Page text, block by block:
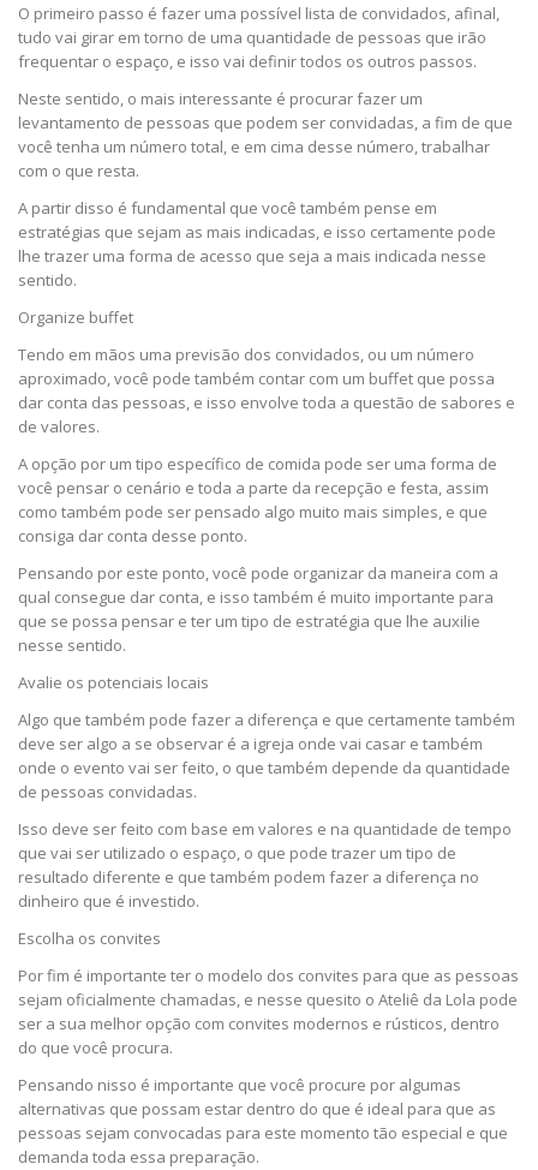
O primeiro passo é fazer uma possível lista de convidados, afinal,
tudo vai girar em torno de uma quantidade de pessoas que irão
frequentar o espaço, e isso vai definir todos os outros passos.
Neste sentido, o mais interessante é procurar fazer um
levantamento de pessoas que podem ser convidadas, a fim de que
você tenha um número total, e em cima desse número, trabalhar
com o que resta.
A partir disso é fundamental que você também pense em
estratégias que sejam as mais indicadas, e isso certamente pode
lhe trazer uma forma de acesso que seja a mais indicada nesse
sentido.
Organize buffet
Tendo em mãos uma previsão dos convidados, ou um número
aproximado, você pode também contar com um buffet que possa
dar conta das pessoas, e isso envolve toda a questão de sabores e
de valores.
A opção por um tipo específico de comida pode ser uma forma de
você pensar o cenário e toda a parte da recepção e festa, assim
como também pode ser pensado algo muito mais simples, e que
consiga dar conta desse ponto.
Pensando por este ponto, você pode organizar da maneira com a
qual consegue dar conta, e isso também é muito importante para
que se possa pensar e ter um tipo de estratégia que lhe auxilie
nesse sentido.
Avalie os potenciais locais
Algo que também pode fazer a diferença e que certamente também
deve ser algo a se observar é a igreja onde vai casar e também
onde o evento vai ser feito, o que também depende da quantidade
de pessoas convidadas.
Isso deve ser feito com base em valores e na quantidade de tempo
que vai ser utilizado o espaço, o que pode trazer um tipo de
resultado diferente e que também podem fazer a diferença no
dinheiro que é investido.
Escolha os convites
Por fim é importante ter o modelo dos convites para que as pessoas
sejam oficialmente chamadas, e nesse quesito o Ateliê da Lola pode
ser a sua melhor opção com convites modernos e rústicos, dentro
do que você procura.
Pensando nisso é importante que você procure por algumas
alternativas que possam estar dentro do que é ideal para que as
pessoas sejam convocadas para este momento tão especial e que
demanda toda essa preparação.